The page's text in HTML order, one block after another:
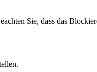
Sie, dass das